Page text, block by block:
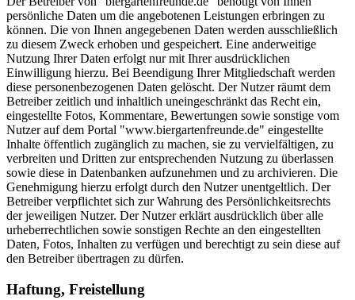
persönliche Daten um die angebotenen Leistungen erbringen zu
können. Die von Ihnen angegebenen Daten werden ausschließlich
zu diesem Zweck erhoben und gespeichert. Eine anderweitige
Nutzung Ihrer Daten erfolgt nur mit Ihrer ausdrücklichen
Einwilligung hierzu. Bei Beendigung Ihrer Mitgliedschaft werden
diese personenbezogenen Daten gelöscht. Der Nutzer räumt dem
Betreiber zeitlich und inhaltlich uneingeschränkt das Recht ein,
eingestellte Fotos, Kommentare, Bewertungen sowie sonstige vom
Nutzer auf dem Portal "www.biergartenfreunde.de" eingestellte
Inhalte öffentlich zugänglich zu machen, sie zu vervielfältigen, zu
verbreiten und Dritten zur entsprechenden Nutzung zu überlassen
sowie diese in Datenbanken aufzunehmen und zu archivieren. Die
Genehmigung hierzu erfolgt durch den Nutzer unentgeltlich. Der
Betreiber verpflichtet sich zur Wahrung des Persönlichkeitsrechts
der jeweiligen Nutzer. Der Nutzer erklärt ausdrücklich über alle
urheberrechtlichen sowie sonstigen Rechte an den eingestellten
Daten, Fotos, Inhalten zu verfügen und berechtigt zu sein diese auf
den Betreiber übertragen zu dürfen.
Haftung, Freistellung